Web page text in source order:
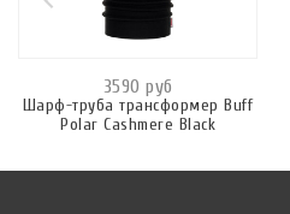
3590 руб
Шарф-труба трансформер Buff
Polar Cashmere Black